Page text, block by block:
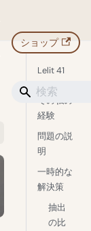
ショップ
Lelit 41
TEM PID
での私の
経験
問題の説
明
一時的な
解決策
抽出
の比